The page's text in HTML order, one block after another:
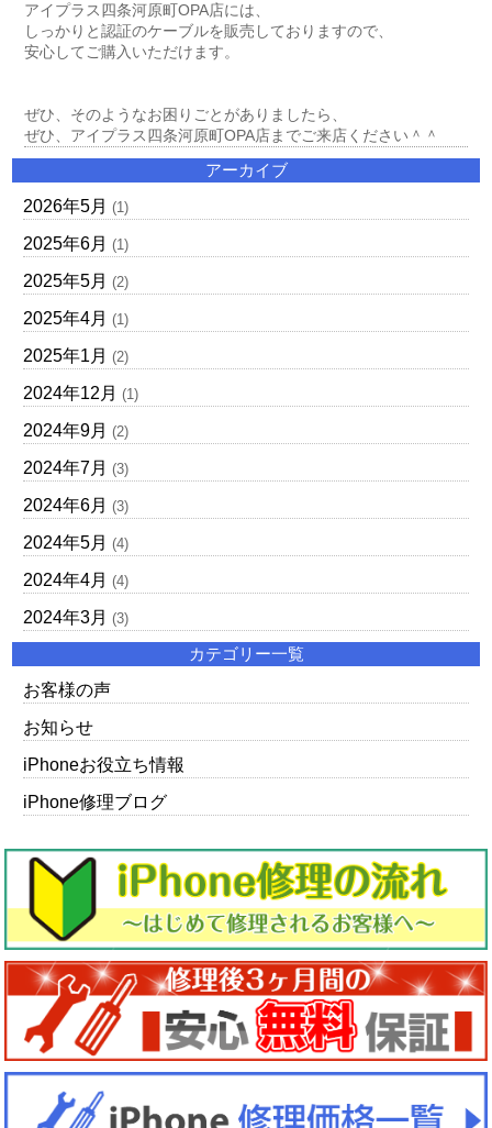
アイプラス四条河原町OPA店には、
しっかりと認証のケーブルを販売しておりますので、
安心してご購入いただけます。
ぜひ、そのようなお困りごとがありましたら、
ぜひ、アイプラス四条河原町OPA店までご来店ください＾＾
アーカイブ
2026年5月 (1)
2025年6月 (1)
2025年5月 (2)
2025年4月 (1)
2025年1月 (2)
2024年12月 (1)
2024年9月 (2)
2024年7月 (3)
2024年6月 (3)
2024年5月 (4)
2024年4月 (4)
2024年3月 (3)
カテゴリー一覧
お客様の声
お知らせ
iPhoneお役立ち情報
iPhone修理ブログ